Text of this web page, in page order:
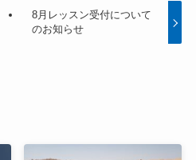
8月レッスン受付について
のお知らせ